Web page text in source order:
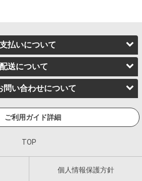
払いについて
配送について
問い合わせについて
ご利用ガイド詳細
TOP
個人情報保護方針